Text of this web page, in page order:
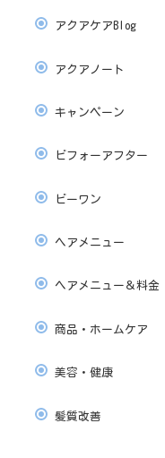
アクアケアBlog
アクアノート
キャンペーン
ビフォーアフター
ビーワン
ヘアメニュー
ヘアメニュー＆料金
商品・ホームケア
美容・健康
髪質改善